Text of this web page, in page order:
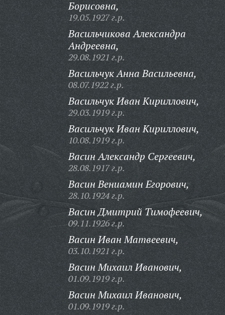
Борисовна,
19.05.1927 г.р.
Васильчикова Александра
Андреевна,
29.08.1921 г.р.
Васильчук Анна Васильевна,
08.07.1922 г.р.
Васильчук Иван Кириллович,
29.03.1919 г.р.
Васильчук Иван Кириллович,
10.08.1919 г.р.
Васин Александр Сергеевич,
28.08.1917 г.р.
Васин Вениамин Егорович,
28.10.1924 г.р.
Васин Дмитрий Тимофеевич,
09.11.1926 г.р.
Васин Иван Матвеевич,
03.10.1921 г.р.
Васин Михаил Иванович,
01.09.1919 г.р.
Васин Михаил Иванович,
01.09.1919 г.р.